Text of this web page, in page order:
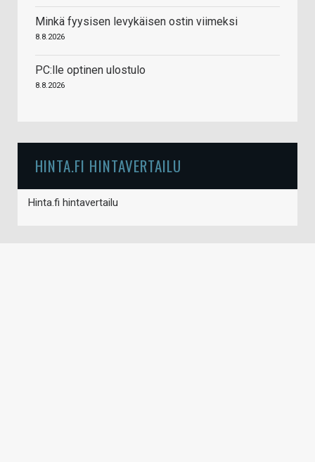
Minkä fyysisen levykäisen ostin viimeksi
8.8.2026
PC:lle optinen ulostulo
8.8.2026
HINTA.FI HINTAVERTAILU
Hinta.fi hintavertailu